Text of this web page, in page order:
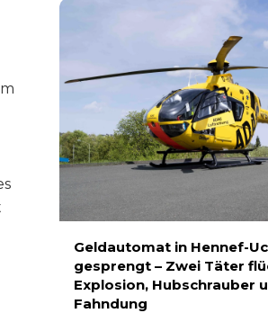
Geldautomat in Hennef-
gesprengt – Zwei Täter
Explosion, Hubschrauber
Fahndung